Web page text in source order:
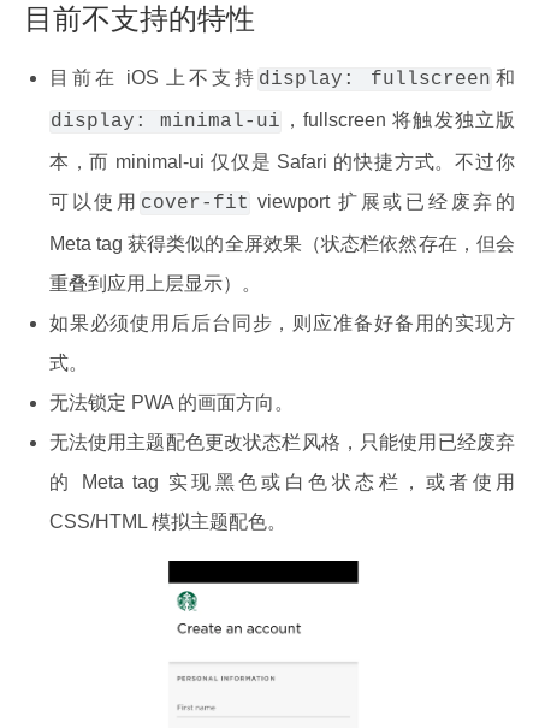
目前不支持的特性
目前在 iOS 上不支持 display: fullscreen 和
display: minimal-ui ，fullscreen 将触发独立版
本，而 minimal-ui 仅仅是 Safari 的快捷方式。不过你
可以使用 cover-fit viewport 扩展或已经废弃的
Meta tag 获得类似的全屏效果（状态栏依然存在，但会
重叠到应用上层显示）。
如果必须使用后后台同步，则应准备好备用的实现方
式。
无法锁定 PWA 的画面方向。
无法使用主题配色更改状态栏风格，只能使用已经废弃
的 Meta tag 实现黑色或白色状态栏，或者使用
CSS/HTML 模拟主题配色。